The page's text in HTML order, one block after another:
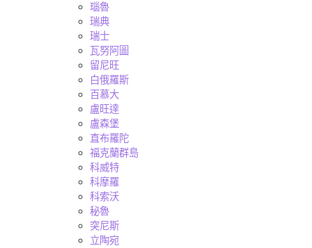
瑙魯
瑞典
瑞士
瓦努阿圖
留尼旺
白俄羅斯
百慕大
盧旺達
盧森堡
直布羅陀
福克蘭群島
科威特
科摩羅
科索沃
秘魯
突尼斯
立陶宛